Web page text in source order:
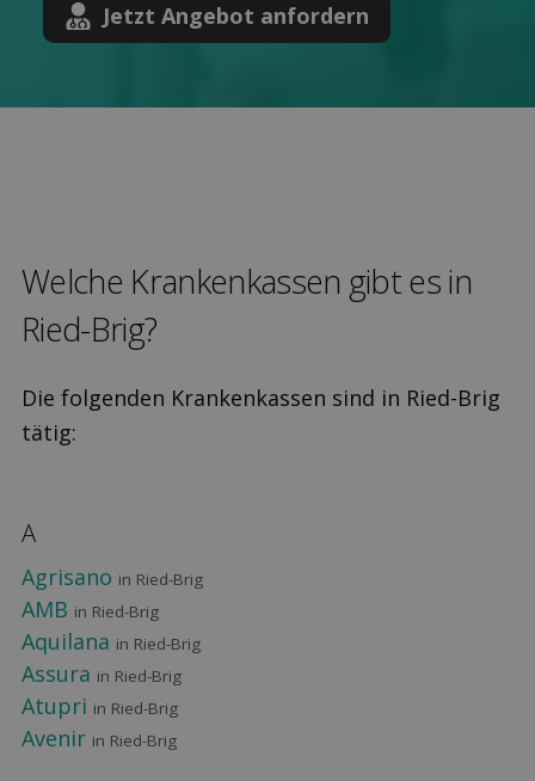
Jetzt Angebot anfordern
Welche Kranken­kassen gibt es in
Ried-Brig?
Die folgenden Krankenkassen sind in Ried-Brig
tätig:
A
Agrisano in Ried-Brig
AMB in Ried-Brig
Aquilana in Ried-Brig
Assura in Ried-Brig
Atupri in Ried-Brig
Avenir in Ried-Brig